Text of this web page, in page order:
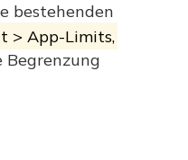
bestehenden
> App-Limits,
Begrenzung